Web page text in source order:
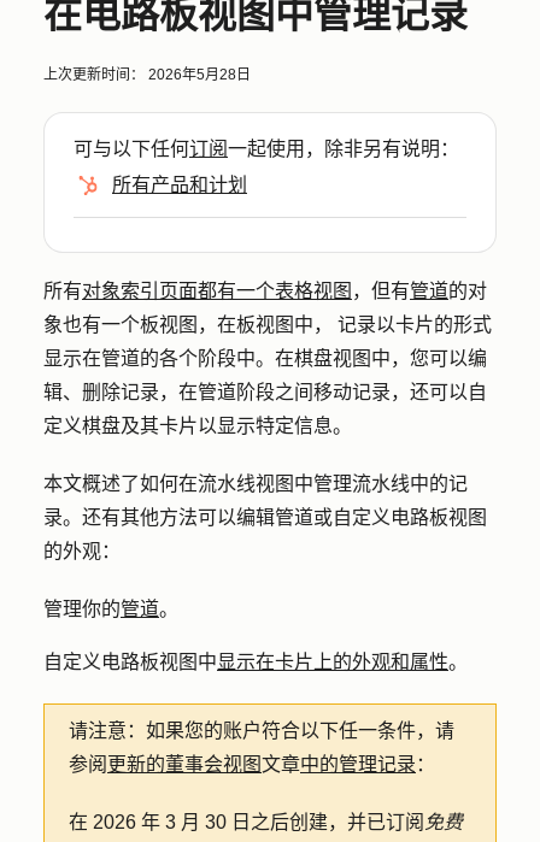
在电路板视图中管理记录
上次更新时间： 2026年5月28日
可与以下任何订阅一起使用，除非另有说明：
所有产品和计划
所有对象索引页面都有一个表格视图 ，但有管道的对
象也有一个板视图，在板视图中， 记录以卡片的形式
显示在管道的各个阶段中。在棋盘视图中，您可以编
辑、删除记录，在管道阶段之间移动记录，还可以自
定义棋盘及其卡片以显示特定信息。
本文概述了如何在流水线视图中管理流水线中的记
录。还有其他方法可以编辑管道或自定义电路板视图
的外观：
管理你的管道。
自定义电路板视图中显示在卡片上的外观和属性。
请注意 ：如果您的账户符合以下任一条件，请
参阅 更新的董事会视图文章中的管理记录 ：
在 2026 年 3 月 30 日之后创建，并已订阅 免费